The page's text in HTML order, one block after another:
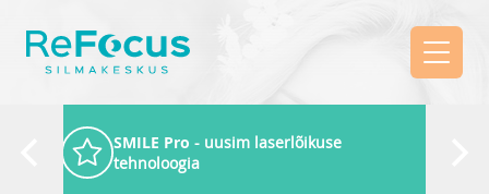
SMILE Pro - uusim laserlõikuse
tehnoloogia